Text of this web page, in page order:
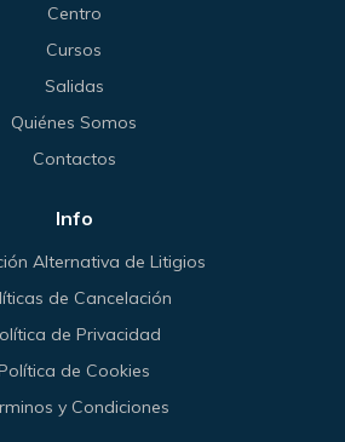
Centro
Cursos
Salidas
Quiénes Somos
Contactos
Info
Alternativa de Litigios
de Cancelación
de Privacidad
de Cookies
y Condiciones